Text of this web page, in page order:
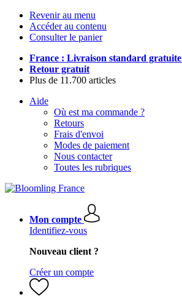
Revenir au menu
Accéder au contenu
Consulter le panier
France : Livraison standard gratuite
Retour gratuit
Plus de 11.700 articles
Aide
Où est ma commande ?
Retours
Frais d'envoi
Modes de paiement
Nous contacter
Toutes les rubriques
Mon compte
Identifiez-vous
Nouveau client ?
Créer un compte